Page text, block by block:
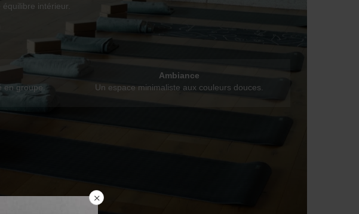
intérieur.
groupe.
Ambiance
Un espace minimaliste aux couleurs douces.